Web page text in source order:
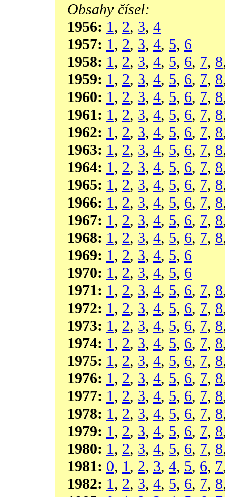
Obsahy čísel:
1956: 1, 2, 3, 4
1957: 1, 2, 3, 4, 5, 6
1958: 1, 2, 3, 4, 5, 6, 7, 8
1959: 1, 2, 3, 4, 5, 6, 7, 8
1960: 1, 2, 3, 4, 5, 6, 7, 8
1961: 1, 2, 3, 4, 5, 6, 7, 8
1962: 1, 2, 3, 4, 5, 6, 7, 8
1963: 1, 2, 3, 4, 5, 6, 7, 8
1964: 1, 2, 3, 4, 5, 6, 7, 8
1965: 1, 2, 3, 4, 5, 6, 7, 8
1966: 1, 2, 3, 4, 5, 6, 7, 8
1967: 1, 2, 3, 4, 5, 6, 7, 8
1968: 1, 2, 3, 4, 5, 6, 7, 8
1969: 1, 2, 3, 4, 5, 6
1970: 1, 2, 3, 4, 5, 6
1971: 1, 2, 3, 4, 5, 6, 7, 8
1972: 1, 2, 3, 4, 5, 6, 7, 8
1973: 1, 2, 3, 4, 5, 6, 7, 8
1974: 1, 2, 3, 4, 5, 6, 7, 8
1975: 1, 2, 3, 4, 5, 6, 7, 8
1976: 1, 2, 3, 4, 5, 6, 7, 8
1977: 1, 2, 3, 4, 5, 6, 7, 8
1978: 1, 2, 3, 4, 5, 6, 7, 8
1979: 1, 2, 3, 4, 5, 6, 7, 8
1980: 1, 2, 3, 4, 5, 6, 7, 8
1981: 0, 1, 2, 3, 4, 5, 6, 7
1982: 1, 2, 3, 4, 5, 6, 7, 8